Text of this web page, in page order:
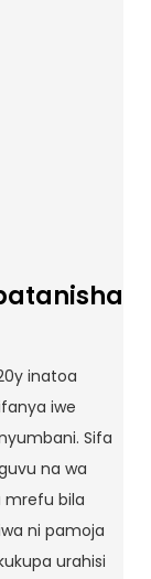
inatoa
iwe
Sifa
na wa
mrefu bila
ni pamoja
urahisi